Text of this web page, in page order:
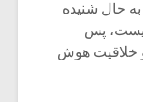
حال شنیده
پس
خلاقیت هوش